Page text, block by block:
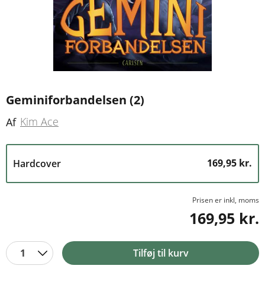
Geminiforbandelsen (2)
Af Kim Ace
Hardcover 169,95 kr.
Prisen er inkl, moms
169,95 kr.
1 Tilføj til kurv